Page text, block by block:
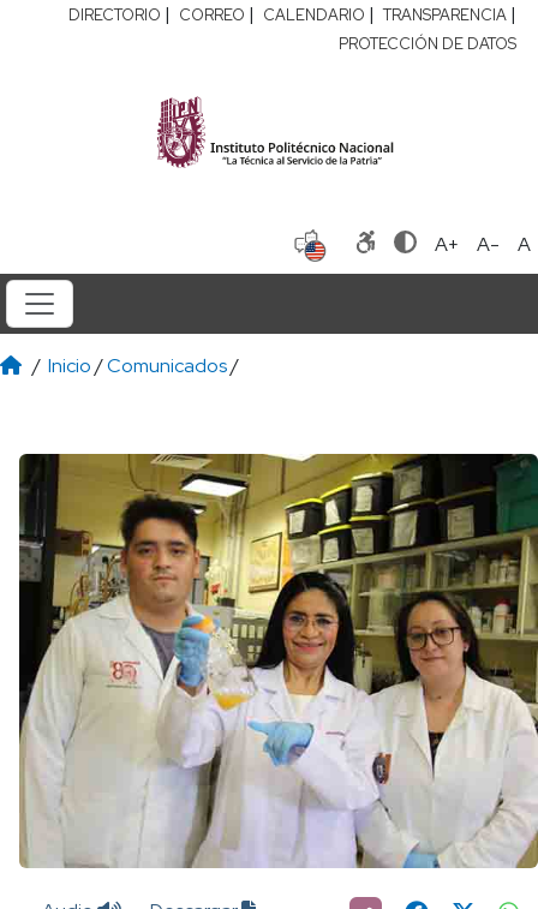
DIRECTORIO | CORREO | CALENDARIO | TRANSPARENCIA |
PROTECCIÓN DE DATOS
A+ A- A
/ Inicio/Comunicados/